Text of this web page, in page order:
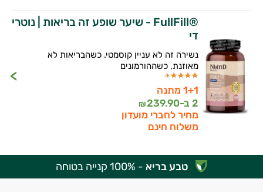
®FullFill - שיער שופע זה בריאות | נוטרי
די
נשירה זה לא עניין קוסמטי. כשהבריאות לא
מאוזנת, כשההורמונים
1+1 מתנה
2 ב-
239.90
₪
מחיר לחברי מועדון
משלוח חינם
טבע בריא - 100% קנייה בטוחה